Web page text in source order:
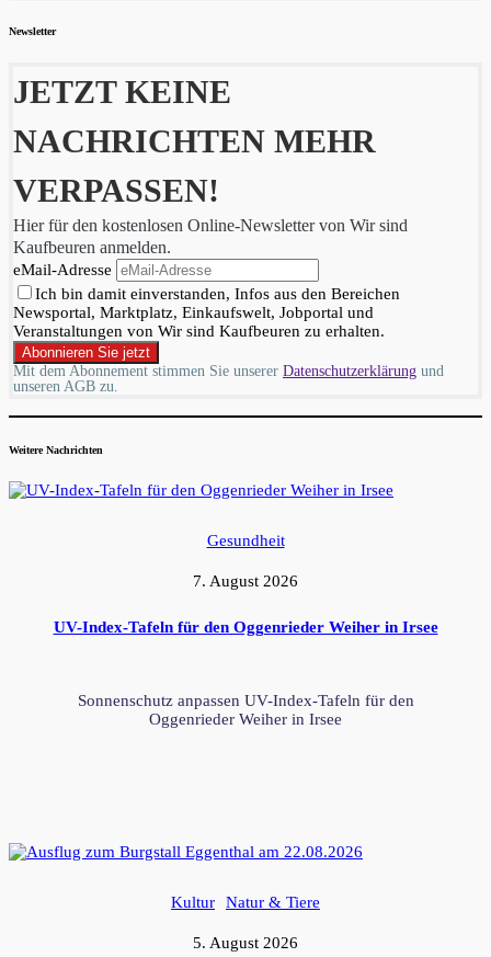
Newsletter
JETZT KEINE
NACHRICHTEN MEHR
VERPASSEN!
Hier für den kostenlosen Online-Newsletter von Wir sind
Kaufbeuren anmelden.
eMail-Adresse
Ich bin damit einverstanden, Infos aus den Bereichen
Newsportal, Marktplatz, Einkaufswelt, Jobportal und
Veranstaltungen von Wir sind Kaufbeuren zu erhalten.
Mit dem Abonnement stimmen Sie unserer Datenschutzerklärung und
unseren AGB zu.
Weitere Nachrichten
Gesundheit
7. August 2026
UV-Index-Tafeln für den Oggenrieder Weiher in Irsee
Sonnenschutz anpassen UV-Index-Tafeln für den
Oggenrieder Weiher in Irsee
Kultur Natur & Tiere
5. August 2026